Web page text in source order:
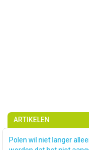
ARTIKELEN
Polen wil niet langer